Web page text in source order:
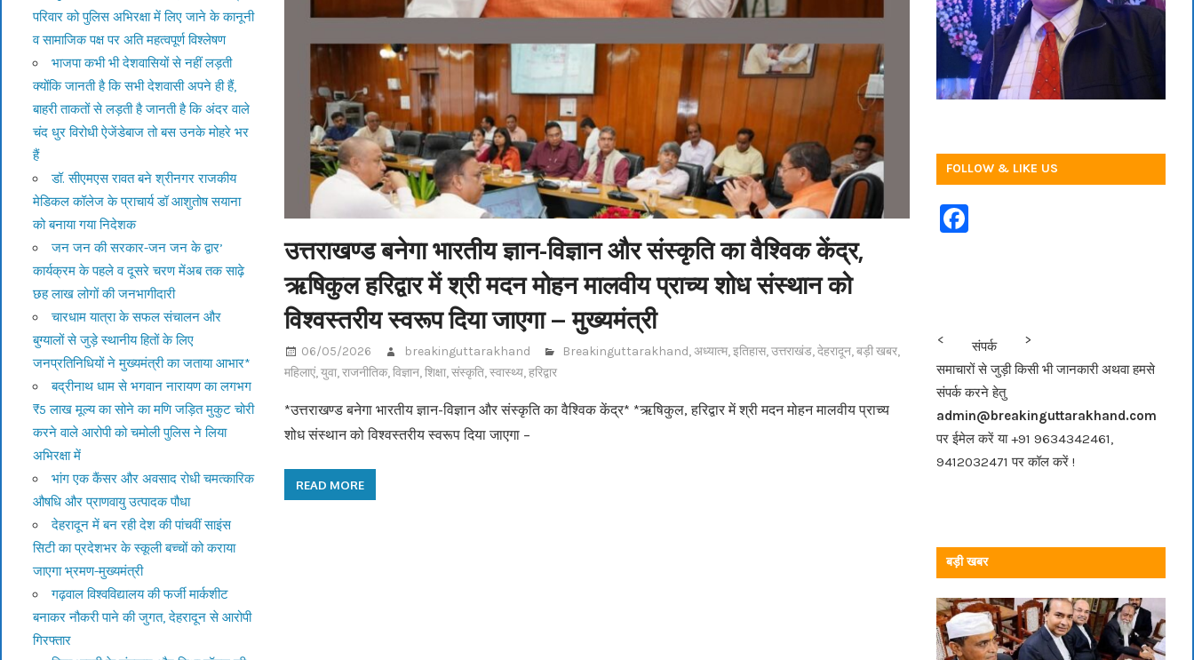
उत्तराखण्ड बनेगा भारतीय ज्ञान-विज्ञान और संस्कृति का वैश्विक केंद्र,
ऋषिकुल हरिद्वार में श्री मदन मोहन मालवीय प्राच्य शोध संस्थान को
विश्वस्तरीय स्वरूप दिया जाएगा – मुख्यमंत्री
06/05/2026 breakinguttarakhand Breakinguttarakhand,अध्यात्म,इतिहास,उत्तराखंड,देहरादून,बड़ी खबर,
महिलाएं,युवा,राजनीतिक,विज्ञान,शिक्षा,संस्कृति,स्वास्थ्य,हरिद्वार
*उत्तराखण्ड बनेगा भारतीय ज्ञान-विज्ञान और संस्कृति का वैश्विक केंद्र* *ऋषिकुल, हरिद्वार में श्री मदन मोहन मालवीय प्राच्य
शोध संस्थान को विश्वस्तरीय स्वरूप दिया जाएगा –
READ MORE
परिवार को पुलिस अभिरक्षा में लिए जाने के कानूनी
व सामाजिक पक्ष पर अति महत्वपूर्ण विश्लेषण
भाजपा कभी भी देशवासियों से नहीं लड़ती
क्योंकि जानती है कि सभी देशवासी अपने ही हैं,
बाहरी ताकतों से लड़ती है जानती है कि अंदर वाले
चंद धुर विरोधी ऐजेंडेबाज तो बस उनके मोहरे भर
हैं
डॉ. सीएमएस रावत बने श्रीनगर राजकीय
मेडिकल कॉलेज के प्राचार्य डॉ आशुतोष सयाना
को बनाया गया निदेशक
जन जन की सरकार-जन जन के द्वार’
कार्यक्रम के पहले व दूसरे चरण मेंअब तक साढ़े
छह लाख लोगों की जनभागीदारी
चारधाम यात्रा के सफल संचालन और
बुग्यालों से जुड़े स्थानीय हितों के लिए
जनप्रतिनिधियों ने मुख्यमंत्री का जताया आभार*
बद्रीनाथ धाम से भगवान नारायण का लगभग
₹5 लाख मूल्य का सोने का मणि जड़ित मुकुट चोरी
करने वाले आरोपी को चमोली पुलिस ने लिया
अभिरक्षा में
भांग एक कैंसर और अवसाद रोधी चमत्कारिक
औषधि और प्राणवायु उत्पादक पौधा
देहरादून में बन रही देश की पांचवीं साइंस
सिटी का प्रदेशभर के स्कूली बच्चों को कराया
जाएगा भ्रमण-मुख्यमंत्री
गढ़वाल विश्वविद्यालय की फर्जी मार्कशीट
बनाकर नौकरी पाने की जुगत, देहरादून से आरोपी
गिरफ्तार
FOLLOW & LIKE US
F
b
o
o
k
<<< संपर्क
>>>
समाचारों से जुड़ी किसी भी जानकारी अथवा हमसे
संपर्क करने हेतु
admin@breakinguttarakhand.com
पर ईमेल करें या +91 9634342461,
9412032471 पर कॉल करें !
बड़ी खबर